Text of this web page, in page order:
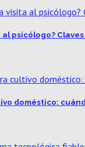
psicólogo?
doméstico: